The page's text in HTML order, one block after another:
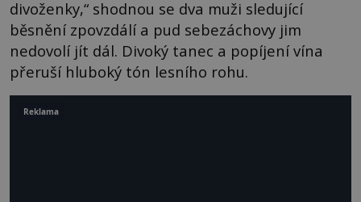
divoženky,“ shodnou se dva muži sledující
běsnění zpovzdálí a pud sebezáchovy jim
nedovolí jít dál. Divoký tanec a popíjení vína
přeruší hluboký tón lesního rohu.
Reklama